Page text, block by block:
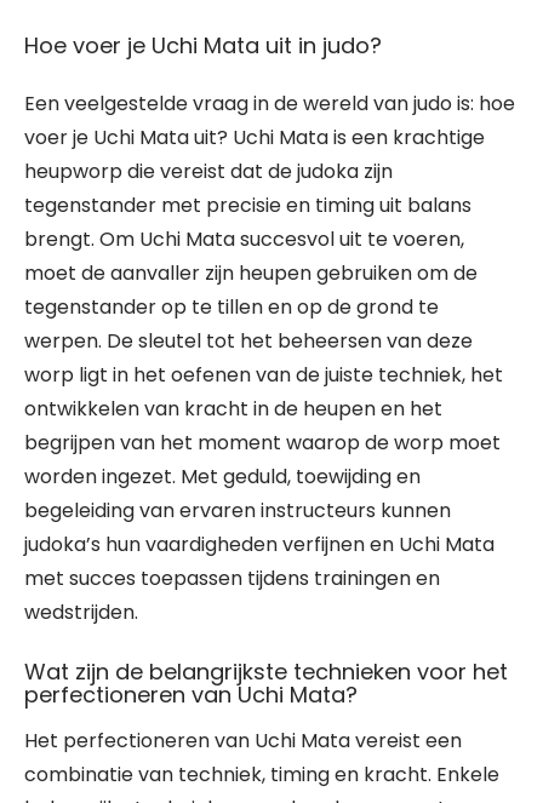
Hoe voer je Uchi Mata uit in judo?
Een veelgestelde vraag in de wereld van judo is: hoe
voer je Uchi Mata uit? Uchi Mata is een krachtige
heupworp die vereist dat de judoka zijn
tegenstander met precisie en timing uit balans
brengt. Om Uchi Mata succesvol uit te voeren,
moet de aanvaller zijn heupen gebruiken om de
tegenstander op te tillen en op de grond te
werpen. De sleutel tot het beheersen van deze
worp ligt in het oefenen van de juiste techniek, het
ontwikkelen van kracht in de heupen en het
begrijpen van het moment waarop de worp moet
worden ingezet. Met geduld, toewijding en
begeleiding van ervaren instructeurs kunnen
judoka’s hun vaardigheden verfijnen en Uchi Mata
met succes toepassen tijdens trainingen en
wedstrijden.
Wat zijn de belangrijkste technieken voor het
perfectioneren van Uchi Mata?
Het perfectioneren van Uchi Mata vereist een
combinatie van techniek, timing en kracht. Enkele